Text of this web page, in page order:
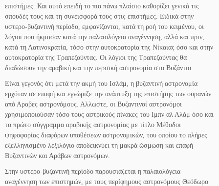
επιστήμες. Και αυτό επειδή το πιο πάνω πλαίσιο καθορίζει γενικά τις
σπουδές τους και τη συνεισφορά τους στις επιστήμες. Ειδικά στην
υστερο-βυζαντινή περίοδο, εμφανίζονται, κατά τη ροή του κειμένου, οι
λόγιοι που ήκμασαν κατά την παλαιολόγεια αναγέννηση, αλλά και πριν,
κατά τη Λατινοκρατία, τόσο στην αυτοκρατορία της Νίκαιας όσο και στην
αυτοκρατορία της Τραπεζούντας. Οι λόγιοι της Τραπεζούντας θα
διαδώσουν την αραβική και την περσική αστρονομία στο Βυζάντιο.
Είναι γεγονός ότι μετά την ακμή του Ισλάμ, η βυζαντινή αστρονομία
ερχόταν σε επαφή και εγνώριζε την ανάπτυξη της επιστήμης των ουρανών
από Αραβες αστρονόμους. Αλλωστε, οι Bυζαντινοί αστρονόμοι
χρησιμοποιούσαν τόσο τους αστρικούς πίνακες του Ιμπν αλ Αλάμ όσο και
το πρώτο σύγγραμμα αραβικής αστρονομίας με τίτλο Μέθοδοι
ψηφοφορίας διαφόρων υποθέσεων αστρονομικών, του οποίου το πλήρες
εξελληνισμένο λεξιλόγιο αποδεικνύει τη μακρά ώσμωση και επαφή
Βυζαντινών και Αράβων αστρονόμων.
Στην υστερο-βυζαντινή περίοδο παρουσιάζεται η παλαιολόγεια
αναγέννηση των επιστημών, με τους περίφημους αστρονόμους Θεόδωρο